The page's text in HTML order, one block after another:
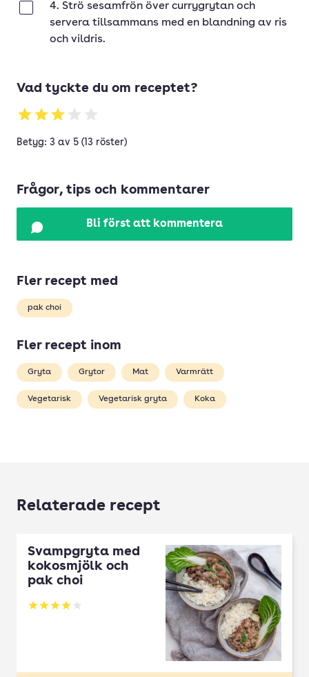
4. Strö sesamfrön över currygrytan och
servera tillsammans med en blandning av ris
och vildris.
Vad tyckte du om receptet?
Betyg: 3 av 5 (13 röster)
Frågor, tips och kommentarer
Bli först att kommentera
Fler recept med
pak choi
Fler recept inom
Gryta Grytor Mat Varmrätt
Vegetarisk Vegetarisk gryta Koka
Relaterade recept
Svampgryta med
kokosmjölk och
pak choi
Betyg: 4 av 5